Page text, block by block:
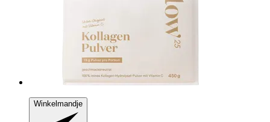
Winkelmandje